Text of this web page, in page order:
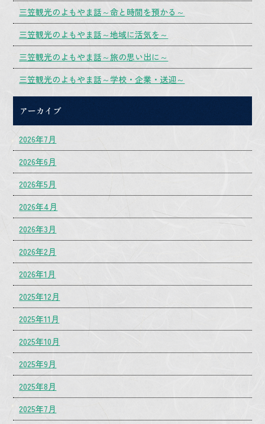
三笠観光のよもやま話～命と時間を預かる～
三笠観光のよもやま話～地域に活気を～
三笠観光のよもやま話～旅の思い出に～
三笠観光のよもやま話～学校・企業・送迎～
アーカイブ
2026年7月
2026年6月
2026年5月
2026年4月
2026年3月
2026年2月
2026年1月
2025年12月
2025年11月
2025年10月
2025年9月
2025年8月
2025年7月